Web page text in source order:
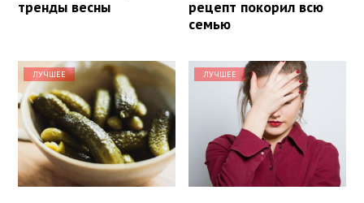
тренды весны
рецепт покорил всю
семью
ЛУЧШЕЕ ЛУЧШЕЕ